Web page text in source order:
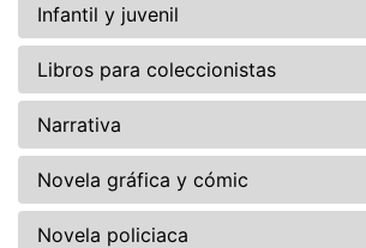
Infantil y juvenil
Libros para coleccionistas
Narrativa
Novela gráfica y cómic
Novela policiaca